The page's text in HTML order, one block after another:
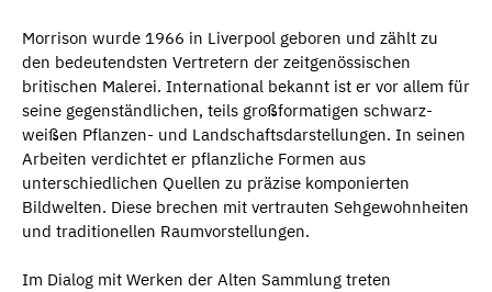
Morrison wurde 1966 in Liverpool geboren und zählt zu
den bedeutendsten Vertretern der zeitgenössischen
britischen Malerei. International bekannt ist er vor allem für
seine gegenständlichen, teils großformatigen schwarz-
weißen Pflanzen- und Landschaftsdarstellungen. In seinen
Arbeiten verdichtet er pflanzliche Formen aus
unterschiedlichen Quellen zu präzise komponierten
Bildwelten. Diese brechen mit vertrauten Sehgewohnheiten
und traditionellen Raumvorstellungen.
Im Dialog mit Werken der Alten Sammlung treten